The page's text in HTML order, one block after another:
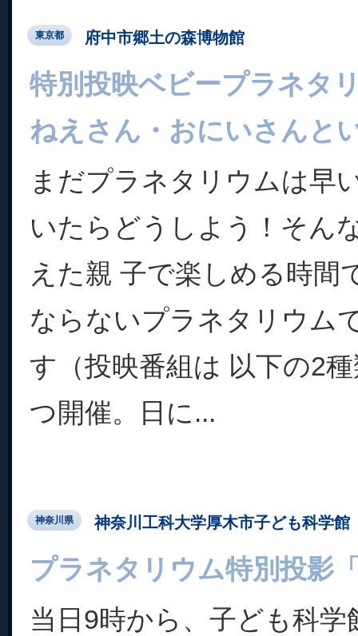
東京都 府中市郷土の森博物館
特別投映ベビープラネタ
ねえさん・おにいさんと
まだプラネタリウムは早
いたらどうしよう！そん
えた親 子で楽しめる時間
ならないプラネタリウム
す（投映番組は 以下の2
つ開催。日に...
神奈川県 神奈川工科大学厚木市子ども科学館
プラネタリウム特別投影
当日9時から、子ども科